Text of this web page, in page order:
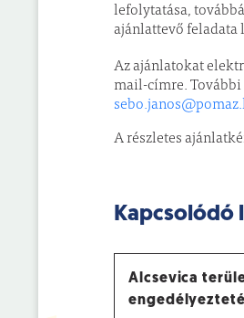
lefolytatása,
ajánlattevő feladata
Az ajánlatokat
mail-címre. További
A részletes
Kapcsolódó
Alcsevica